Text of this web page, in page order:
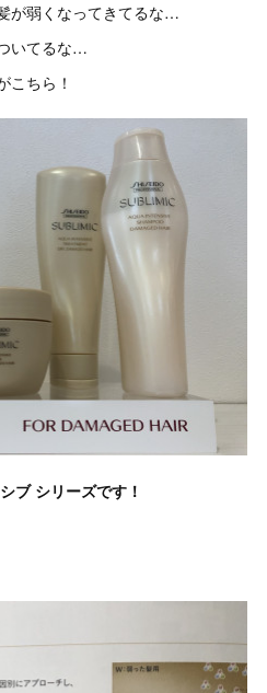
が弱くなってきてるな…
いてるな…
こちら！
ブ シリーズです！